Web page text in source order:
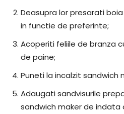
Deasupra lor presarati
in functie de preferinte;
Acoperiti feliile de branza
de paine;
Puneti la incalzit sandwich
Adaugati sandvisurile
sandwich maker de